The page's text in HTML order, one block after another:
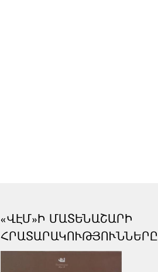
«ՎԷՄ»Ի ՄԱՏԵՆԱՇԱՐԻ
ՀՐԱՏԱՐԱԿՈՒԹՅՈՒՆՆԵՐԸ